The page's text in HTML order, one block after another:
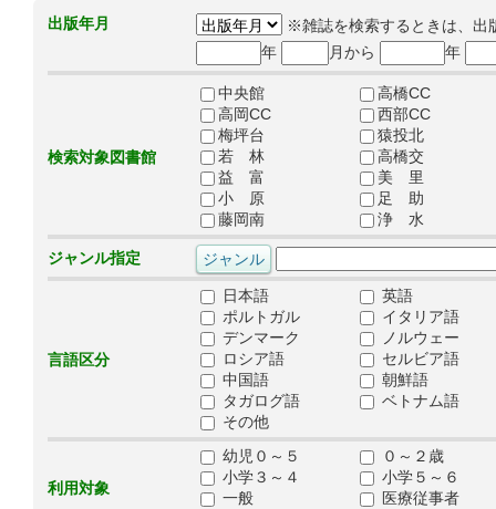
出版年月
※雑誌を検索するときは、出
年
月から 年
検索対象図書館
中央館
高橋CC
高岡CC
西部CC
梅坪台
猿投北
若 林
高橋交
益 富
美 里
小 原
足 助
藤岡南
浄 水
ジャンル指定
言語区分
日本語
英語
ポルトガル
イタリア語
デンマーク
ノルウェー
ロシア語
セルビア語
中国語
朝鮮語
タガログ語
ベトナム語
その他
利用対象
幼児０～５
０～２歳
小学３～４
小学５～６
一般
医療従事者